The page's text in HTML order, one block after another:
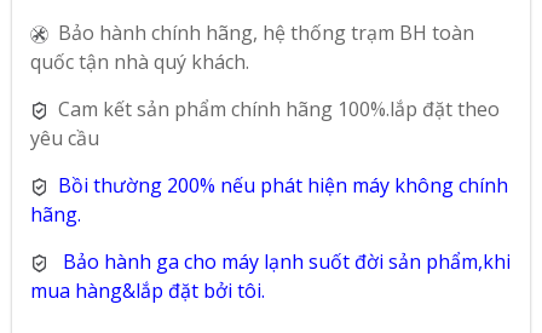
Bảo hành chính hãng, hệ thống trạm BH toàn
quốc tận nhà quý khách.
Cam kết sản phẩm chính hãng 100%.lắp đặt theo
yêu cầu
Bồi thường 200% nếu phát hiện máy không chính
hãng.
Bảo hành ga cho máy lạnh suốt đời sản phẩm,khi
mua hàng&lắp đặt bởi tôi.